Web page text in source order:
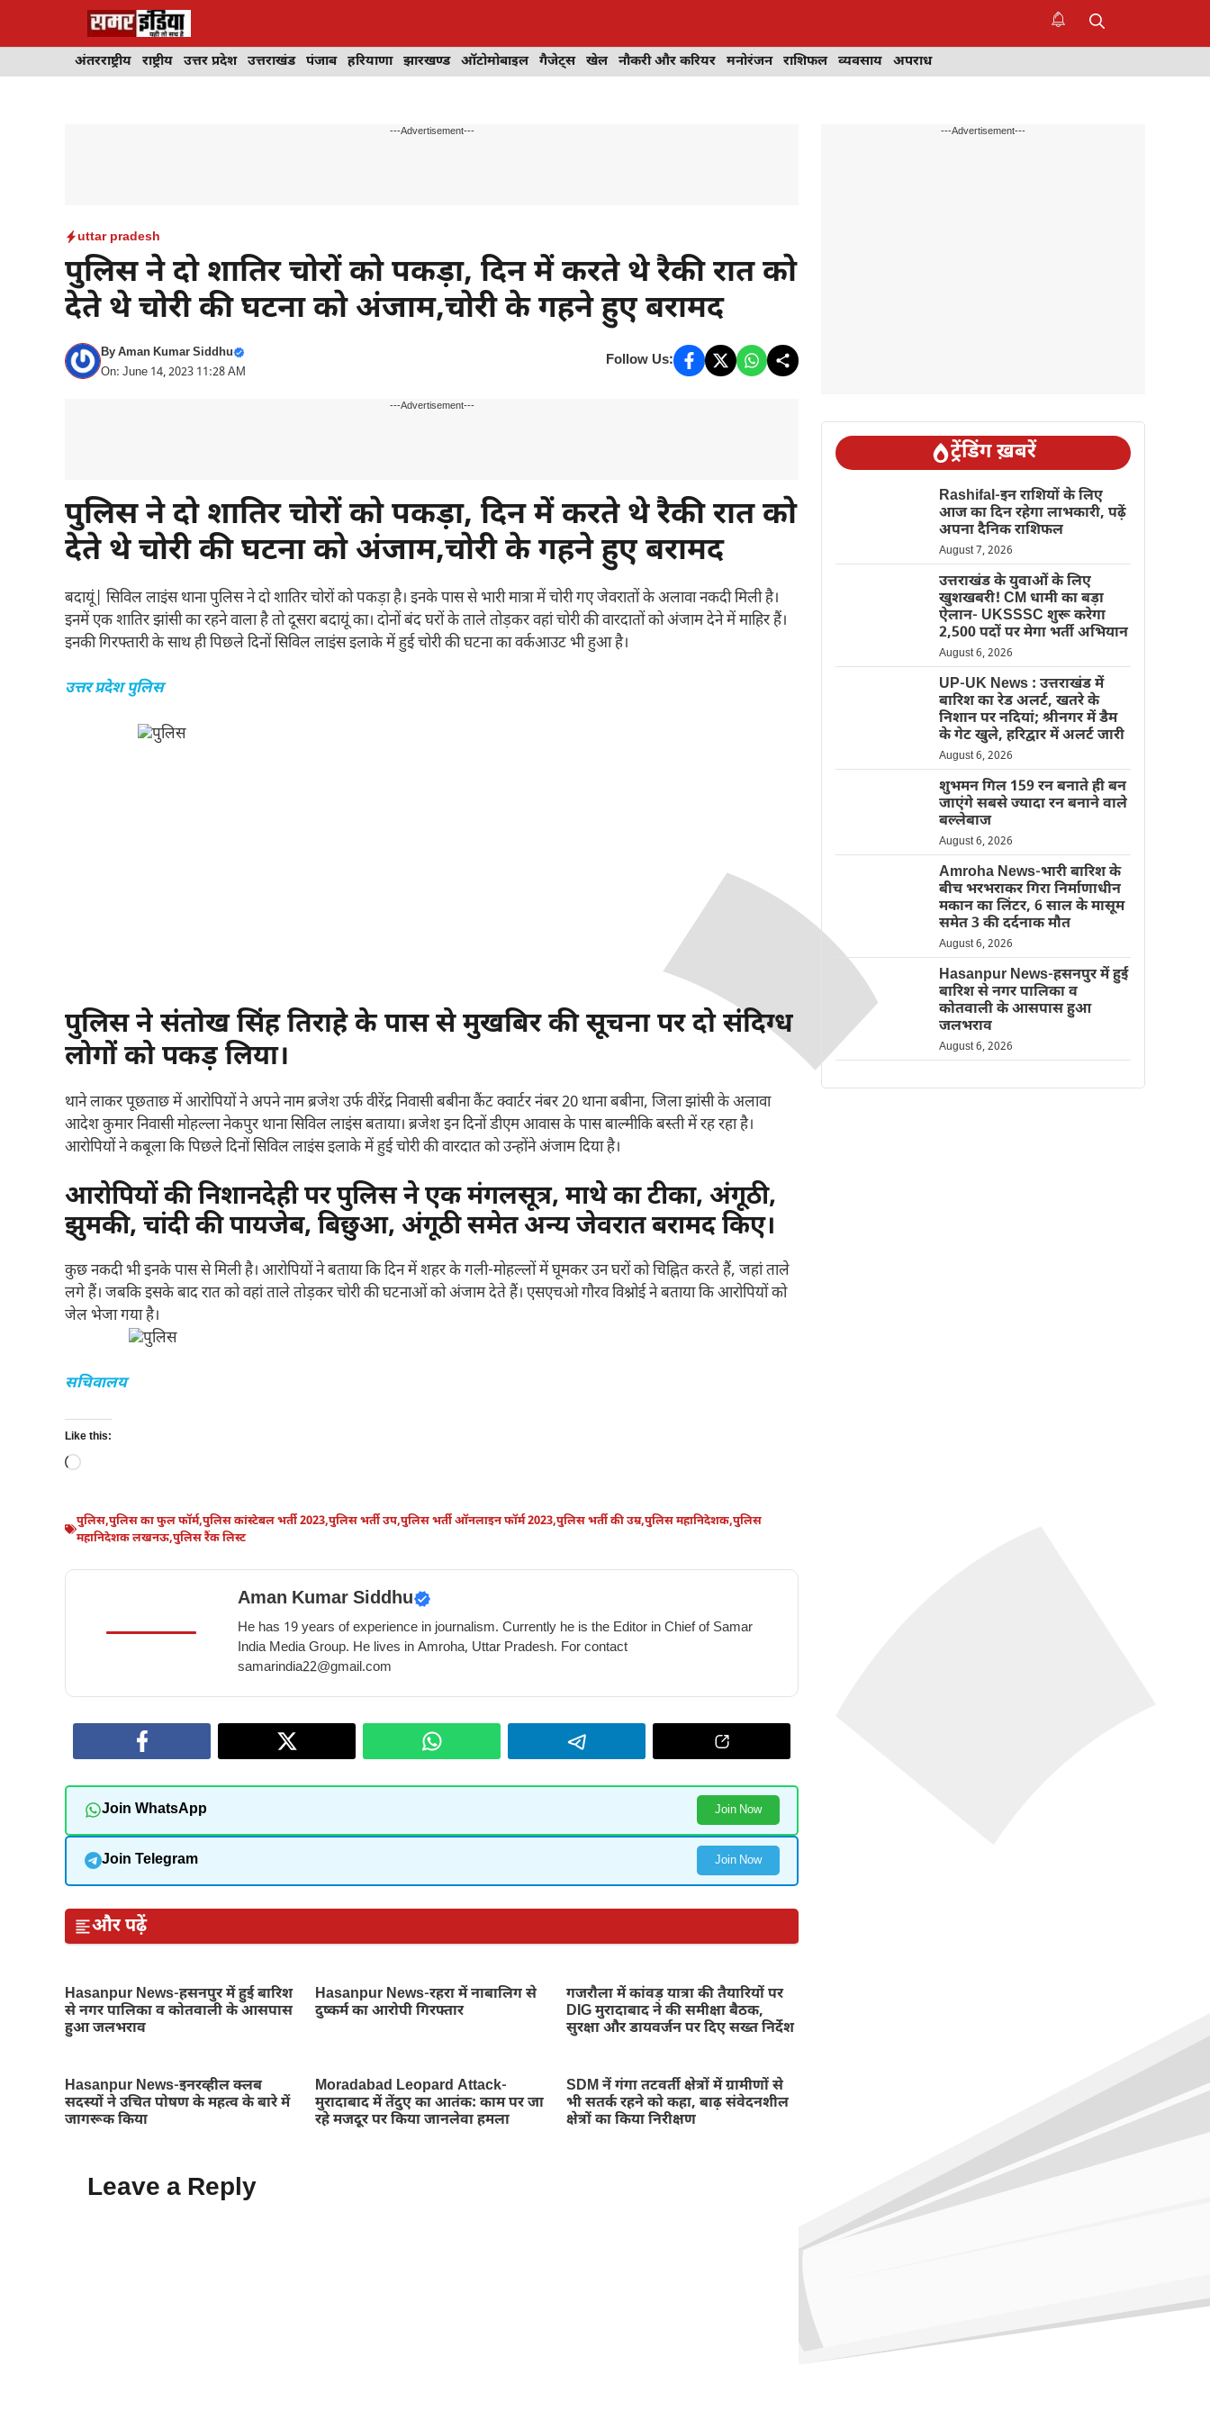
अंतरराष्ट्रीय राष्ट्रीय उत्तर प्रदेश उत्तराखंड पंजाब हरियाणा झारखण्ड ऑटोमोबाइल गैजेट्स खेल नौकरी और करियर मनोरंजन राशिफल व्यवसाय अपराध
---Advertisement---
uttar pradesh
पुलिस ने दो शातिर चोरों को पकड़ा, दिन में करते थे रैकी रात को
देते थे चोरी की घटना को अंजाम,चोरी के गहने हुए बरामद
ByAman Kumar Siddhu
On: June 14, 2023 11:28 AM
Follow Us:
---Advertisement---
पुलिस ने दो शातिर चोरों को पकड़ा, दिन में करते थे रैकी रात को
देते थे चोरी की घटना को अंजाम,चोरी के गहने हुए बरामद
बदायूं| सिविल लाइंस थाना पुलिस ने दो शातिर चोरों को पकड़ा है। इनके पास से भारी मात्रा में चोरी गए जेवरातों के अलावा नकदी मिली है।
इनमें एक शातिर झांसी का रहने वाला है तो दूसरा बदायूं का। दोनों बंद घरों के ताले तोड़कर वहां चोरी की वारदातों को अंजाम देने में माहिर हैं।
इनकी गिरफ्तारी के साथ ही पिछले दिनों सिविल लाइंस इलाके में हुई चोरी की घटना का वर्कआउट भी हुआ है।
उत्तर प्रदेश पुलिस
पुलिस ने संतोख सिंह तिराहे के पास से मुखबिर की सूचना पर दो संदिग्ध
लोगों को पकड़ लिया।
थाने लाकर पूछताछ में आरोपियों ने अपने नाम ब्रजेश उर्फ वीरेंद्र निवासी बबीना कैंट क्वार्टर नंबर 20 थाना बबीना, जिला झांसी के अलावा
आदेश कुमार निवासी मोहल्ला नेकपुर थाना सिविल लाइंस बताया। ब्रजेश इन दिनों डीएम आवास के पास बाल्मीकि बस्ती में रह रहा है।
आरोपियों ने कबूला कि पिछले दिनों सिविल लाइंस इलाके में हुई चोरी की वारदात को उन्होंने अंजाम दिया है।
आरोपियों की निशानदेही पर पुलिस ने एक मंगलसूत्र, माथे का टीका, अंगूठी,
झुमकी, चांदी की पायजेब, बिछुआ, अंगूठी समेत अन्य जेवरात बरामद किए।
कुछ नकदी भी इनके पास से मिली है। आरोपियों ने बताया कि दिन में शहर के गली-मोहल्लों में घूमकर उन घरों को चिह्नित करते हैं, जहां ताले
लगे हैं। जबकि इसके बाद रात को वहां ताले तोड़कर चोरी की घटनाओं को अंजाम देते हैं। एसएचओ गौरव विश्नोई ने बताया कि आरोपियों को
जेल भेजा गया है।
सचिवालय
Like this:
Loading…
पुलिस,पुलिस का फुल फॉर्म,पुलिस कांस्टेबल भर्ती 2023,पुलिस भर्ती उप,पुलिस भर्ती ऑनलाइन फॉर्म 2023,पुलिस भर्ती की उम्र,पुलिस महानिदेशक,पुलिस
महानिदेशक लखनऊ,पुलिस रैंक लिस्ट
Aman Kumar Siddhu
He has 19 years of experience in journalism. Currently he is the Editor in Chief of Samar
India Media Group. He lives in Amroha, Uttar Pradesh. For contact
samarindia22@gmail.com
Join WhatsApp Join Now
Join Telegram Join Now
और पढ़ें
Hasanpur News-हसनपुर में हुई बारिश
से नगर पालिका व कोतवाली के आसपास
हुआ जलभराव
Hasanpur News-रहरा में नाबालिग से
दुष्कर्म का आरोपी गिरफ्तार
गजरौला में कांवड़ यात्रा की तैयारियों पर
DIG मुरादाबाद ने की समीक्षा बैठक,
सुरक्षा और डायवर्जन पर दिए सख्त निर्देश
Hasanpur News-इनरव्हील क्लब
सदस्यों ने उचित पोषण के महत्व के बारे में
जागरूक किया
Moradabad Leopard Attack-
मुरादाबाद में तेंदुए का आतंक: काम पर जा
रहे मजदूर पर किया जानलेवा हमला
SDM नें गंगा तटवर्ती क्षेत्रों में ग्रामीणों से
भी सतर्क रहने को कहा, बाढ़ संवेदनशील
क्षेत्रों का किया निरीक्षण
Leave a Reply
---Advertisement---
ट्रेंडिंग ख़बरें
Rashifal-इन राशियों के लिए
आज का दिन रहेगा लाभकारी, पढ़ें
अपना दैनिक राशिफल
August 7, 2026
उत्तराखंड के युवाओं के लिए
खुशखबरी! CM धामी का बड़ा
ऐलान- UKSSSC शुरू करेगा
2,500 पदों पर मेगा भर्ती अभियान
August 6, 2026
UP-UK News : उत्तराखंड में
बारिश का रेड अलर्ट, खतरे के
निशान पर नदियां; श्रीनगर में डैम
के गेट खुले, हरिद्वार में अलर्ट जारी
August 6, 2026
शुभमन गिल 159 रन बनाते ही बन
जाएंगे सबसे ज्यादा रन बनाने वाले
बल्लेबाज
August 6, 2026
Amroha News-भारी बारिश के
बीच भरभराकर गिरा निर्माणाधीन
मकान का लिंटर, 6 साल के मासूम
समेत 3 की दर्दनाक मौत
August 6, 2026
Hasanpur News-हसनपुर में हुई
बारिश से नगर पालिका व
कोतवाली के आसपास हुआ
जलभराव
August 6, 2026